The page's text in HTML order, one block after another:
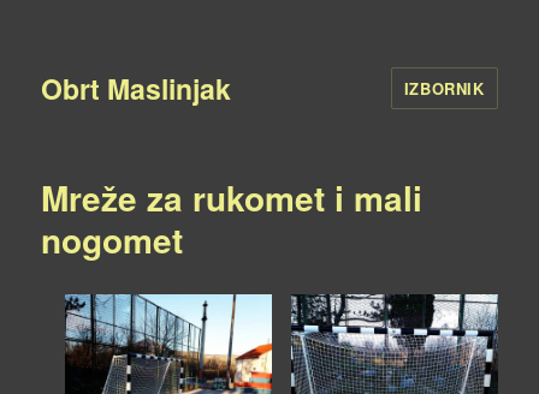
Obrt Maslinjak IZBORNIK
Mreže za rukomet i mali
nogomet